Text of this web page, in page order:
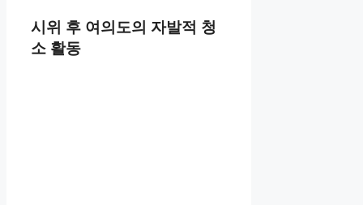
시위 후 여의도의 자발적 청
소 활동